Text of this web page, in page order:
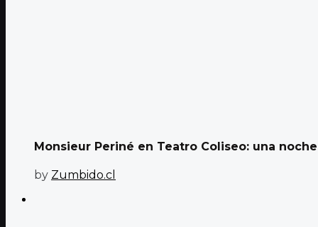
Monsieur Periné en Teatro Coliseo: una
by Zumbido.cl